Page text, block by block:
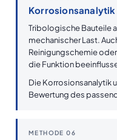
Korrosionsanalytik
Tribologische Bauteile
mechanischer Last.
Reinigungschemie
die Funktion
Die Korrosionsanalytik
Bewertung des
METHODE 06